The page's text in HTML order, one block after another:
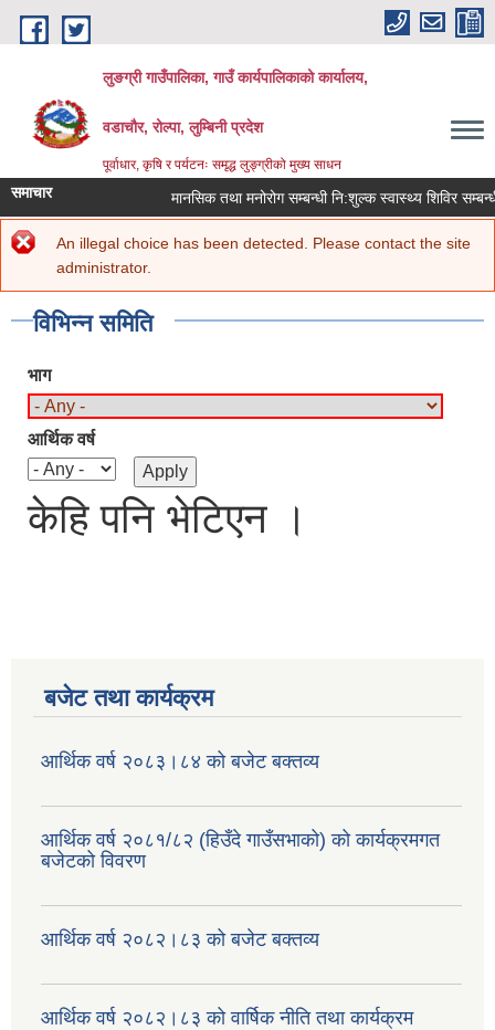
Skip to main content
लुङग्री गाउँपालिका, गाउँ कार्यपालिकाको कार्यालय,
वडाचौर, रोल्पा, लुम्बिनी प्रदेश
पूर्वाधार, कृषि र पर्यटनः समृद्ध लुङ्ग्रीको मुख्य साधन
समाचार मानसिक तथा मनोरोग सम्बन्धी नि:शुल्क स्वास्थ्य शिविर सम्बन्धी
Error message
An illegal choice has been detected. Please contact the site
administrator.
You are here
Home »परिचय» विभिन्न समिति
विभिन्न समिति
भाग
आर्थिक वर्ष
केहि पनि भेटिएन ।
बजेट तथा कार्यक्रम
आर्थिक वर्ष २०८३।८४ को बजेट बक्तव्य
आर्थिक वर्ष २०८१/८२ (हिउँदे गाउँसभाको) को कार्यक्रमगत
बजेटको विवरण
आर्थिक वर्ष २०८२।८३ को बजेट बक्तव्य
आर्थिक वर्ष २०८२।८३ को वार्षिक नीति तथा कार्यक्रम